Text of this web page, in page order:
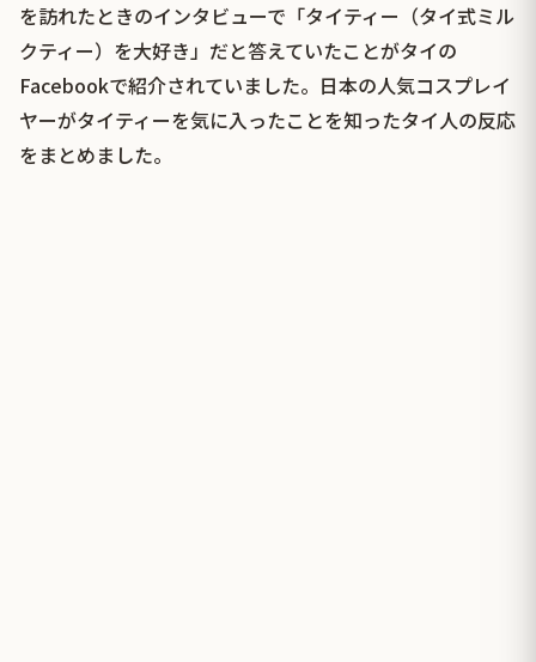
を訪れたときのインタビューで「タイティー（タイ式ミル
クティー）を大好き」だと答えていたことがタイの
Facebookで紹介されていました。日本の人気コスプレイ
ヤーがタイティーを気に入ったことを知ったタイ人の反応
をまとめました。